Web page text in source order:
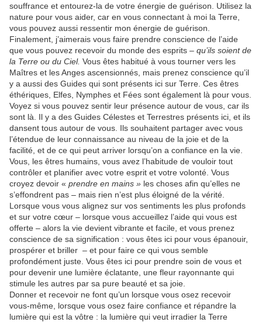
souffrance et entourez-la de votre énergie de guérison. Utilisez la
nature pour vous aider, car en vous connectant à moi la Terre,
vous pouvez aussi ressentir mon énergie de guérison.
Finalement, j’aimerais vous faire prendre conscience de l’aide
que vous pouvez recevoir du monde des esprits – qu’ils soient de
la Terre ou du Ciel. Vous êtes habitué à vous tourner vers les
Maîtres et les Anges ascensionnés, mais prenez conscience qu’il
y a aussi des Guides qui sont présents ici sur Terre. Ces êtres
éthériques, Elfes, Nymphes et Fées sont également là pour vous.
Voyez si vous pouvez sentir leur présence autour de vous, car ils
sont là. Il y a des Guides Célestes et Terrestres présents ici, et ils
dansent tous autour de vous. Ils souhaitent partager avec vous
l’étendue de leur connaissance au niveau de la joie et de la
facilité, et de ce qui peut arriver lorsqu’on a confiance en la vie.
Vous, les êtres humains, vous avez l’habitude de vouloir tout
contrôler et planifier avec votre esprit et votre volonté. Vous
croyez devoir « prendre en mains » les choses afin qu’elles ne
s’effondrent pas – mais rien n’est plus éloigné de la vérité.
Lorsque vous vous alignez sur vos sentiments les plus profonds
et sur votre cœur – lorsque vous accueillez l’aide qui vous est
offerte – alors la vie devient vibrante et facile, et vous prenez
conscience de sa signification : vous êtes ici pour vous épanouir,
prospérer et briller – et pour faire ce qui vous semble
profondément juste. Vous êtes ici pour prendre soin de vous et
pour devenir une lumière éclatante, une fleur rayonnante qui
stimule les autres par sa pure beauté et sa joie.
Donner et recevoir ne font qu’un lorsque vous osez recevoir
vous-même, lorsque vous osez faire confiance et répandre la
lumière qui est la vôtre : la lumière qui veut irradier la Terre